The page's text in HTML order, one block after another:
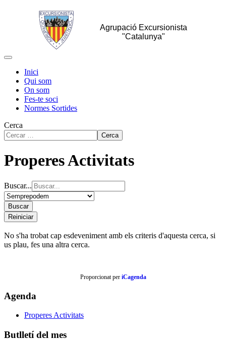
Agrupació Excursionista
"Catalunya"
Inici
Qui som
On som
Fes-te soci
Normes Sortides
Cerca
Cerca
Properes Activitats
Buscar...
Buscar
Reiniciar
No s'ha trobat cap esdeveniment amb els criteris d'aquesta cerca, si
us plau, fes una altra cerca.
Proporcionat per iCagenda
Agenda
Properes Activitats
Butlletí del mes